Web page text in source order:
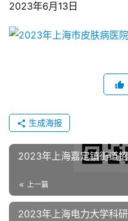
2023年6月13日
生成海报
2023年上海嘉定镇街道
上一篇
2023年上海电力大学科